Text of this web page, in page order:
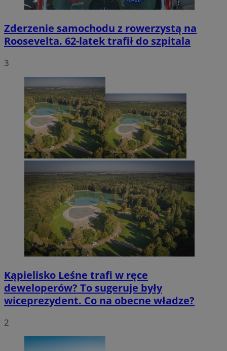
Zderzenie samochodu z rowerzystą na
Roosevelta. 62-latek trafił do szpitala
3
Kąpielisko Leśne trafi w ręce
deweloperów? To sugeruje były
wiceprezydent. Co na obecne władze?
2